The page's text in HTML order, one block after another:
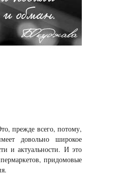
прежде всего, потому,
довольно широкое
и актуальности. И это
придомовые